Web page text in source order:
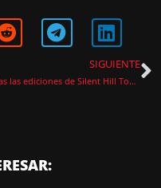
SIGUIENTE
Todas las ediciones de Silent Hill Townfall